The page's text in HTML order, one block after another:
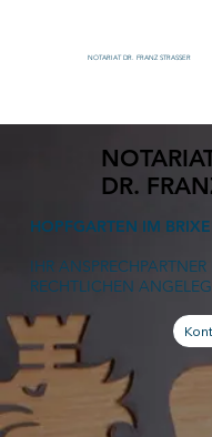
NOTARIAT DR. FRANZ STRASSER
DR.
HOPFGARTEN IM
IHR
RECHTLICHEN